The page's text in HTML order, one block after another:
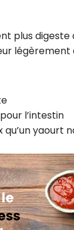
plus
légèrement
l’intestin
qu’un yaourt